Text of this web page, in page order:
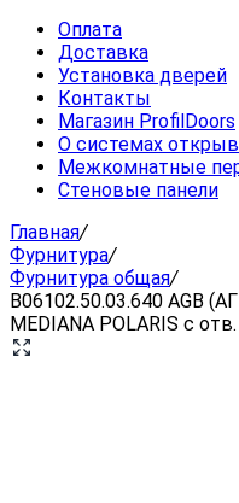
Оплата
Доставка
Установка дверей
Контакты
Магазин ProfilDoors
О системах
Межкомнатные
Стеновые панели
Главная/
Фурнитура/
Фурнитура общая/
B06102.50.03.640 AGB
MEDIANA POLARIS с